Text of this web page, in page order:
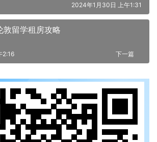
2024年1月30日 上午1:31
敦留学租房攻略
下一篇
2:16